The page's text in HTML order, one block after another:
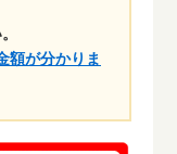
額が分かりま